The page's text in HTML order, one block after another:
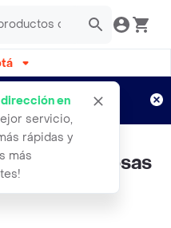
en
servicio,
rápidas y
más
Aplican TyC
Amor 12 Rosas